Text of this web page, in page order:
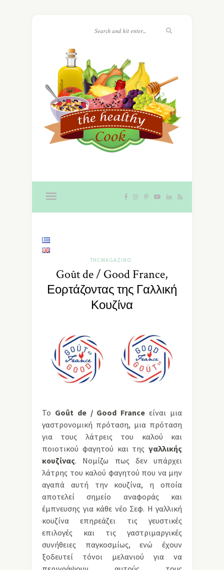
THCMAGAZINO
Goût de / Good France,
Εορτάζοντας της Γαλλική
Κουζίνα
Το Goût de / Good Franceείναι μια
γαστρονομική πρόταση, μια πρόταση
για τους λάτρεις του καλού και
ποιοτικού φαγητού και της γαλλικής
κουζίνας. Νομίζω πως δεν υπάρχει
λάτρης του καλού φαγητού που να μην
αγαπά αυτή την κουζίνα, η οποία
αποτελεί σημείο αναφοράς και
έμπνευσης για κάθε νέο Σεφ. Η γαλλική
κουζίνα επηρεάζει τις γευστικές
επιλογές και τις γαστριμαργικές
συνήθειες παγκοσμίως, ενώ έχουν
ξοδευτεί τόνοι μελανιού για να